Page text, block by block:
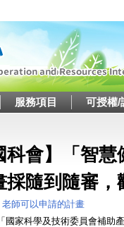
服務項目 可授權/
科會】「智
採隨到隨審
老師可以申請的計畫
國家科學及技術委員會補助